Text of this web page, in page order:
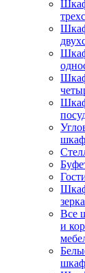
Все
и